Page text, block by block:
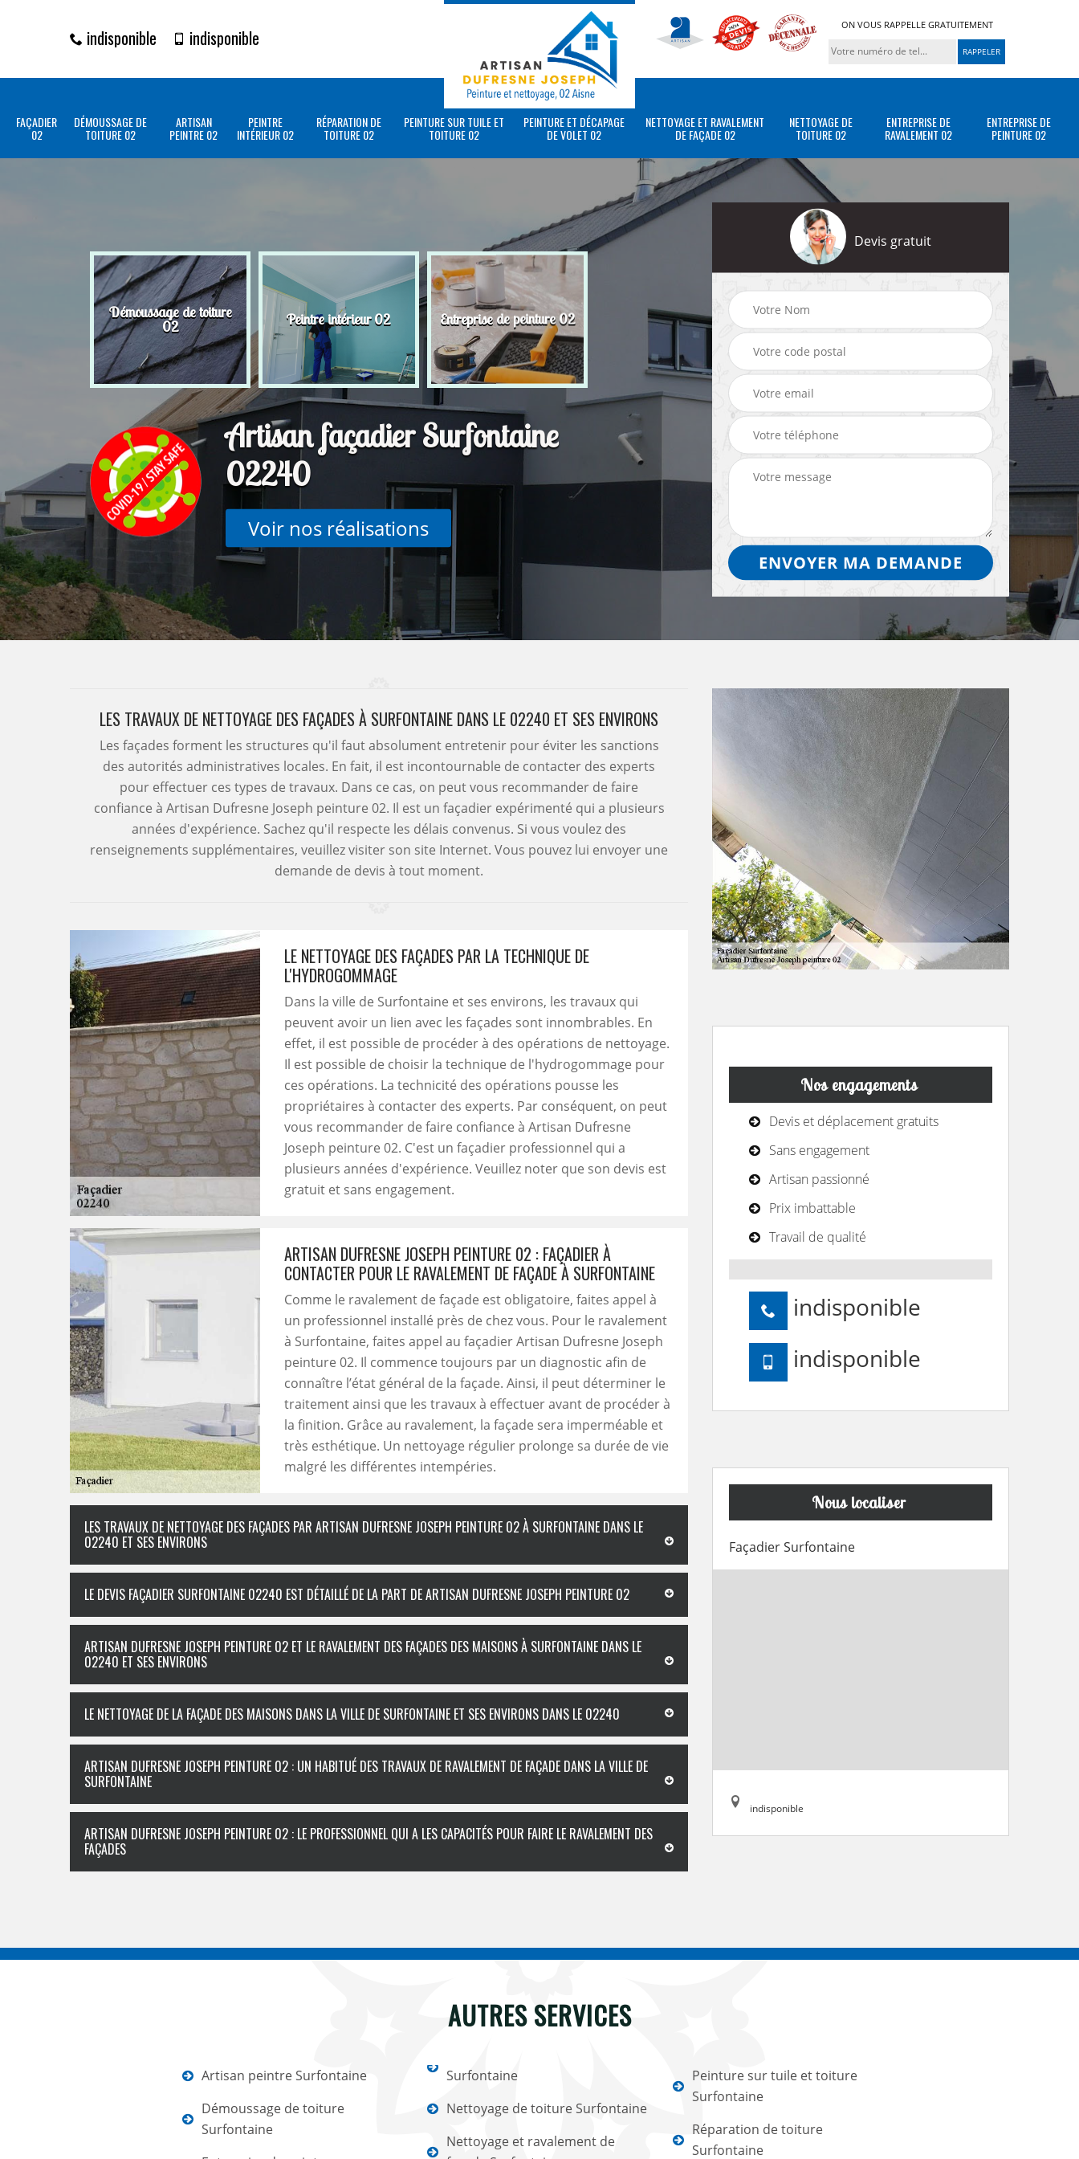
indisponible indisponible
ON VOUS RAPPELLE GRATUITEMENT
FAÇADIER
02
DÉMOUSSAGE DE
TOITURE 02
ARTISAN
PEINTRE 02
PEINTRE
INTÉRIEUR 02
RÉPARATION DE
TOITURE 02
PEINTURE SUR TUILE ET
TOITURE 02
PEINTURE ET DÉCAPAGE
DE VOLET 02
NETTOYAGE ET RAVALEMENT
DE FAÇADE 02
NETTOYAGE DE
TOITURE 02
ENTREPRISE DE
RAVALEMENT 02
ENTREPRISE DE
PEINTURE 02
Démoussage de toiture
02 Peintre intérieur 02 Entreprise de peinture 02
Artisan façadier Surfontaine
02240
Voir nos réalisations
Devis gratuit
LES TRAVAUX DE NETTOYAGE DES FAÇADES À SURFONTAINE DANS LE 02240 ET SES ENVIRONS
Les façades forment les structures qu'il faut absolument entretenir pour éviter les sanctions
des autorités administratives locales. En fait, il est incontournable de contacter des experts
pour effectuer ces types de travaux. Dans ce cas, on peut vous recommander de faire
confiance à Artisan Dufresne Joseph peinture 02. Il est un façadier expérimenté qui a plusieurs
années d'expérience. Sachez qu'il respecte les délais convenus. Si vous voulez des
renseignements supplémentaires, veuillez visiter son site Internet. Vous pouvez lui envoyer une
demande de devis à tout moment.
LE NETTOYAGE DES FAÇADES PAR LA TECHNIQUE DE
L'HYDROGOMMAGE
Dans la ville de Surfontaine et ses environs, les travaux qui
peuvent avoir un lien avec les façades sont innombrables. En
effet, il est possible de procéder à des opérations de nettoyage.
Il est possible de choisir la technique de l'hydrogommage pour
ces opérations. La technicité des opérations pousse les
propriétaires à contacter des experts. Par conséquent, on peut
vous recommander de faire confiance à Artisan Dufresne
Joseph peinture 02. C'est un façadier professionnel qui a
plusieurs années d'expérience. Veuillez noter que son devis est
gratuit et sans engagement.
ARTISAN DUFRESNE JOSEPH PEINTURE 02 : FAÇADIER À
CONTACTER POUR LE RAVALEMENT DE FAÇADE À SURFONTAINE
Comme le ravalement de façade est obligatoire, faites appel à
un professionnel installé près de chez vous. Pour le ravalement
à Surfontaine, faites appel au façadier Artisan Dufresne Joseph
peinture 02. Il commence toujours par un diagnostic afin de
connaître l’état général de la façade. Ainsi, il peut déterminer le
traitement ainsi que les travaux à effectuer avant de procéder à
la finition. Grâce au ravalement, la façade sera imperméable et
très esthétique. Un nettoyage régulier prolonge sa durée de vie
malgré les différentes intempéries.
LES TRAVAUX DE NETTOYAGE DES FAÇADES PAR ARTISAN DUFRESNE JOSEPH PEINTURE 02 À SURFONTAINE DANS LE
02240 ET SES ENVIRONS
LE DEVIS FAÇADIER SURFONTAINE 02240 EST DÉTAILLÉ DE LA PART DE ARTISAN DUFRESNE JOSEPH PEINTURE 02
ARTISAN DUFRESNE JOSEPH PEINTURE 02 ET LE RAVALEMENT DES FAÇADES DES MAISONS À SURFONTAINE DANS LE
02240 ET SES ENVIRONS
LE NETTOYAGE DE LA FAÇADE DES MAISONS DANS LA VILLE DE SURFONTAINE ET SES ENVIRONS DANS LE 02240
ARTISAN DUFRESNE JOSEPH PEINTURE 02 : UN HABITUÉ DES TRAVAUX DE RAVALEMENT DE FAÇADE DANS LA VILLE DE
SURFONTAINE
ARTISAN DUFRESNE JOSEPH PEINTURE 02 : LE PROFESSIONNEL QUI A LES CAPACITÉS POUR FAIRE LE RAVALEMENT DES
FAÇADES
Nos engagements
Devis et déplacement gratuits
Sans engagement
Artisan passionné
Prix imbattable
Travail de qualité
indisponible
indisponible
Nous localiser
Façadier Surfontaine
indisponible
AUTRES SERVICES
Artisan peintre Surfontaine
Démoussage de toiture
Surfontaine
Surfontaine
Nettoyage de toiture Surfontaine
Nettoyage et ravalement de
Peinture sur tuile et toiture
Surfontaine
Réparation de toiture
Surfontaine